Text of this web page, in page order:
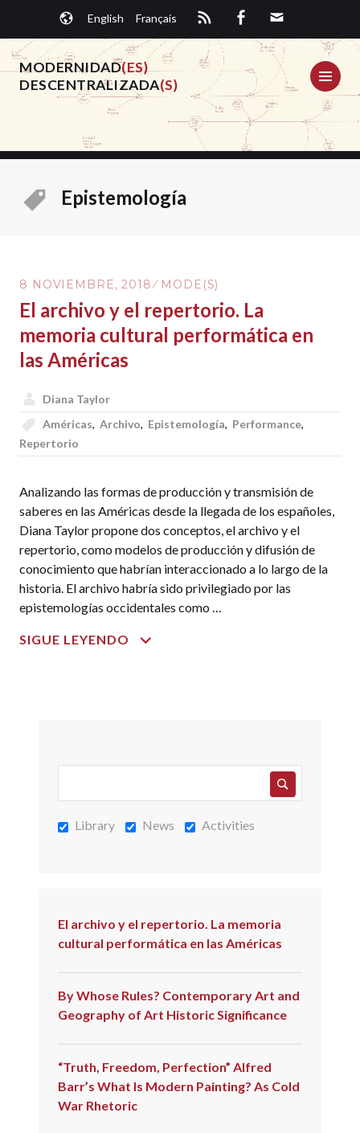
contenido.
English Français
MODERNIDAD(ES)
DESCENTRALIZADA(S)
Epistemología
8 NOVIEMBRE, 2018 MODE(S)
El archivo y el repertorio. La
memoria cultural performática en
las Américas
Diana Taylor
Américas, Archivo, Epistemología, Performance,
Repertorio
Analizando las formas de producción y transmisión de
saberes en las Américas desde la llegada de los españoles,
Diana Taylor propone dos conceptos, el archivo y el
repertorio, como modelos de producción y difusión de
conocimiento que habrían interaccionado a lo largo de la
historia. El archivo habría sido privilegiado por las
epistemologías occidentales como …
SIGUE LEYENDO
EL
LAS
Library News Activities
El archivo y el repertorio. La memoria
cultural performática en las Américas
By Whose Rules? Contemporary Art and
Geography of Art Historic Significance
“Truth, Freedom, Perfection” Alfred
Barr’s What Is Modern Painting? As Cold
War Rhetoric